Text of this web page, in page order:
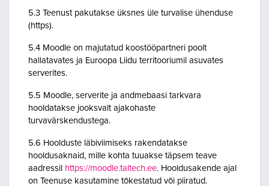
5.3 Teenust pakutakse üksnes üle turvalise ühenduse
(https).
5.4 Moodle on majutatud koostööpartneri poolt
hallatavates ja Euroopa Liidu territooriumil asuvates
serverites.
5.5 Moodle, serverite ja andmebaasi tarkvara
hooldatakse jooksvalt ajakohaste
turvavärskendustega.
5.6 Hoolduste läbiviimiseks rakendatakse
hooldusaknaid, mille kohta tuuakse täpsem teave
aadressil https://moodle.taltech.ee. Hooldusakende ajal
on Teenuse kasutamine tõkestatud või piiratud.